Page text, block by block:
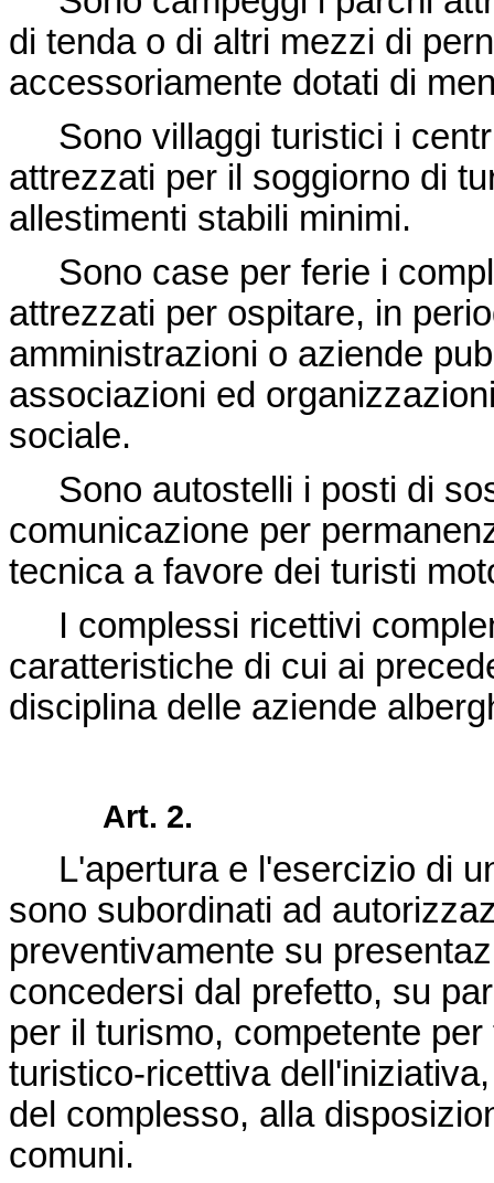
di tenda o di altri mezzi di
accessoriamente dotati di
Sono villaggi turistici i
attrezzati per il soggiorno di
allestimenti stabili minimi.
Sono case per ferie i
attrezzati per ospitare, in
amministrazioni o aziende
associazioni ed
sociale.
Sono autostelli i posti di
comunicazione per
tecnica a favore dei turisti
I complessi ricettivi
caratteristiche di cui ai
disciplina delle aziende
Art. 2.
L'apertura e l'esercizio di
sono subordinati ad
preventivamente su
concedersi dal prefetto, su
per il turismo, competente
turistico-ricettiva
del complesso, alla
comuni.